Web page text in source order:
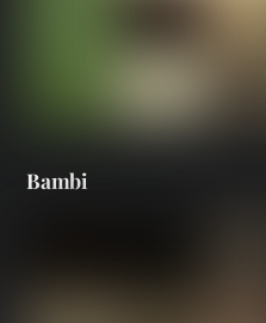
Bambi